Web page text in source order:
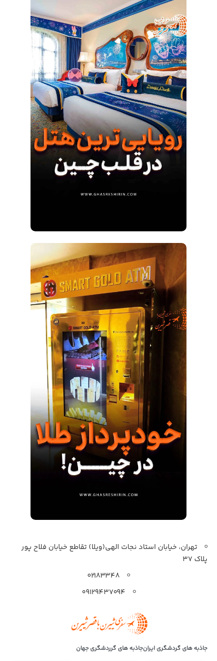
تهران، خیابان استاد نجات الهی(ویلا) تقاطع خیابان فلاح پور
پلاک 37
۰۲۱۸۳۳۴۸
۰۹۱۲۹۴۳۷۰۹۴
جاذبه های گردشگری ایرانجاذبه های گرردشگری جهان